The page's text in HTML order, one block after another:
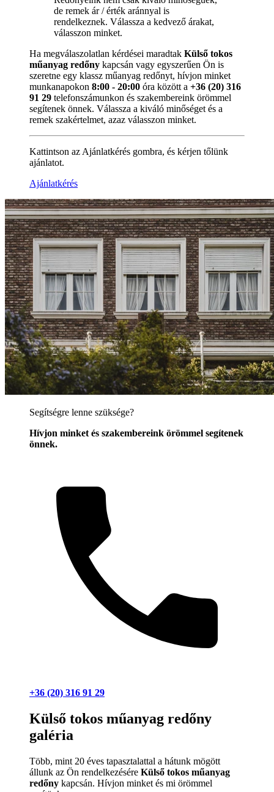
de remek ár / érték aránnyal is
rendelkeznek. Válassza a kedvező árakat,
válasszon minket.
Ha megválaszolatlan kérdései maradtak Külső tokos
műanyag redőny kapcsán vagy egyszerűen Ön is
szeretne egy klassz műanyag redőnyt, hívjon minket
munkanapokon 8:00 - 20:00 óra között a +36 (20) 316
91 29 telefonszámunkon és szakembereink örömmel
segítenek önnek. Válassza a kiváló minőséget és a
remek szakértelmet, azaz válasszon minket.
Kattintson az Ajánlatkérés gombra, és kérjen tőlünk
ajánlatot.
Ajánlatkérés
Segítségre lenne szüksége?
Hívjon minket és szakembereink örömmel segítenek
önnek.
+36 (20) 316 91 29
Külső tokos műanyag redőny
galéria
Több, mint 20 éves tapasztalattal a hátunk mögött
állunk az Ön rendelkezésére Külső tokos műanyag
redőny kapcsán. Hívjon minket és mi örömmel